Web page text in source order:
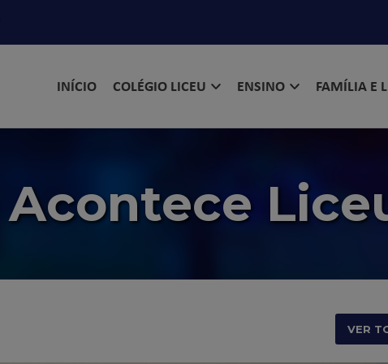
INÍCIO COLÉGIO LICEU ENSINO FAMÍLIA E
Acontece
VER